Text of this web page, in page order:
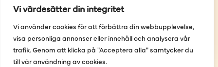
Vi värdesätter din integritet
Vi använder cookies för att förbättra din webbupplevelse,
visa personliga annonser eller innehåll och analysera vår
trafik. Genom att klicka på "Acceptera alla" samtycker du
till vår användning av cookies.
Följ oss
Facebook
Instagram
Youtube